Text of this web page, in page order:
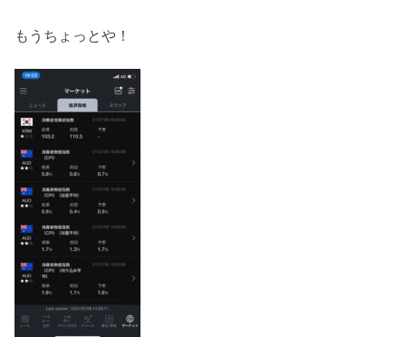
もうちょっとや！